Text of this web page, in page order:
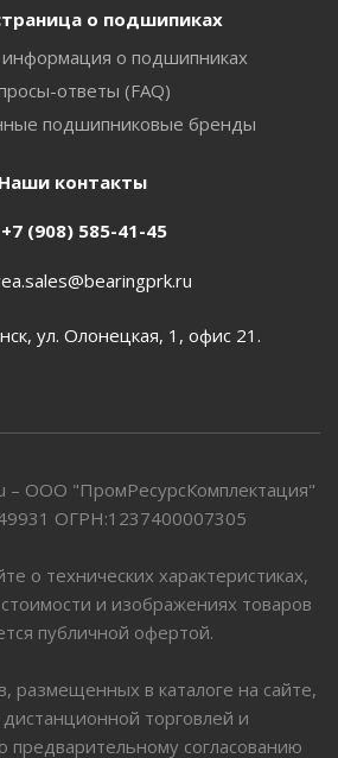
о подшипиках
информация о подшипниках
ответы (FAQ)
подшипниковые бренды
Наши контакты
+7 (908) 585-41-45
ул. Олонецкая, 1, офис 21.
– ООО "ПромРесурсКомплектация"
ОГРН:1237400007305
о технических характеристиках,
и изображениях товаров
публичной офертой.
размещенных в каталоге на сайте,
дистанционной торговлей и
предварительному согласованию